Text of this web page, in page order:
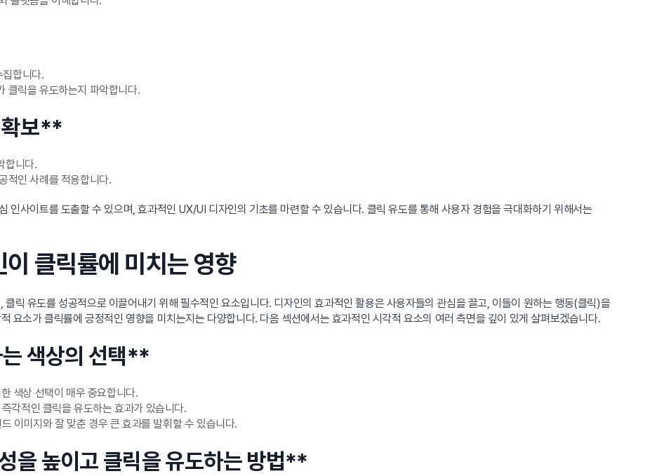
합니다.
클릭을 유도하는지 파악합니다.
확보**
합니다.
적인 사례를 적용합니다.
인사이트를 도출할 수 있으며, 효과적인 UX/UI 디자인의 기초를 마련할 수 있습니다. 클릭 유도를 통해 사용자 경험을 극대화하기 위해서는
클릭률에 미치는 영향
릭 유도를 성공적으로 이끌어내기 위해 필수적인 요소입니다. 디자인의 효과적인 활용은 사용자들의 관심을 끌고, 이들이 원하는 행동(클릭)을
요소가 클릭률에 긍정적인 영향을 미치는지는 다양합니다. 다음 섹션에서는 효과적인 시각적 요소의 여러 측면을 깊이 있게 살펴보겠습니다.
색상의 선택**
색상 선택이 매우 중요합니다.
각적인 클릭을 유도하는 효과가 있습니다.
이미지와 잘 맞춘 경우 큰 효과를 발휘할 수 있습니다.
을 높이고 클릭을 유도하는 방법**